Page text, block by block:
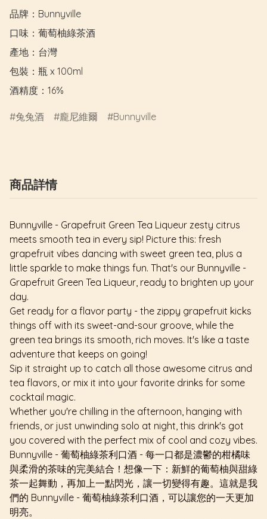
品牌：Bunnyville
口味：葡萄柚綠茶酒
產地：台灣
包裝：瓶 x 100ml
酒精度：16%
兔兔酒 龐尼維爾 Bunnyville
商品詳情
Bunnyville - Grapefruit Green Tea Liqueur zesty citrus
meets smooth tea in every sip! Picture this: fresh
grapefruit vibes dancing with sweet green tea, plus a
little sparkle to make things fun. That's our Bunnyville -
Grapefruit Green Tea Liqueur, ready to brighten up your
day.
Get ready for a flavor party - the zippy grapefruit kicks
things off with its sweet-and-sour groove, while the
green tea brings its smooth, rich moves. It's like a taste
adventure that keeps on going!
Sip it straight up to catch all those awesome citrus and
tea flavors, or mix it into your favorite drinks for some
cocktail magic.
Whether you're chilling in the afternoon, hanging with
friends, or just unwinding solo at night, this drink's got
you covered with the perfect mix of cool and cozy vibes.
Bunnyville - 葡萄柚綠茶利口酒 - 每一口都是濃鬱的柑橘味
與柔滑的茶味的完美結合！想像一下：新鮮的葡萄柚與甜綠
茶一起舞動，再加上一點閃光，讓一切變得有趣。這就是我
們的 Bunnyville - 葡萄柚綠茶利口酒，可以讓您的一天更加
明亮。